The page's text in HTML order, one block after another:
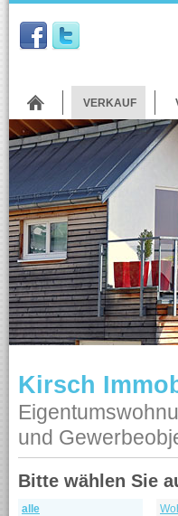
VERKAUF
Kirsch
und
Bitte wählen Sie
alle